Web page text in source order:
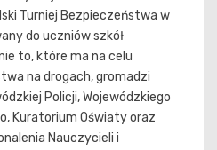
Turniej Bezpieczeństwa w
do uczniów szkół
to, które ma na celu
na drogach, gromadzi
Policji, Wojewódzkiego
Kuratorium Oświaty oraz
Nauczycieli i